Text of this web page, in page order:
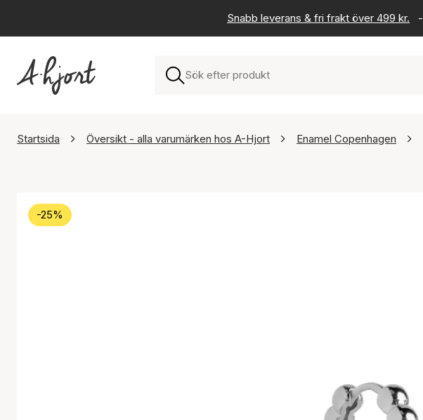
Snabb leverans & fri frakt över 499 kr. -
Startsida Översikt - alla varumärken hos A-Hjort Enamel Copenhagen
-25%